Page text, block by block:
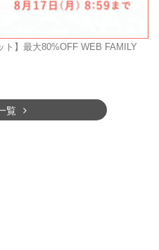
】最大80%OFF WEB FAMILY
覧